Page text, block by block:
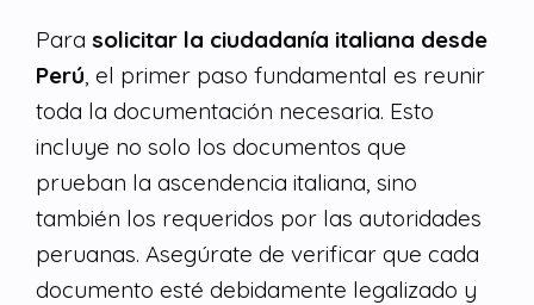
Para solicitar la ciudadanía italiana desde
Perú, el primer paso fundamental es reunir
toda la documentación necesaria. Esto
incluye no solo los documentos que
prueban la ascendencia italiana, sino
también los requeridos por las autoridades
peruanas. Asegúrate de verificar que cada
documento esté debidamente legalizado y